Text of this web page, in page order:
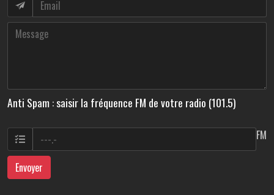
Anti Spam : saisir la fréquence FM de votre radio (101.5)
FM
Envoyer